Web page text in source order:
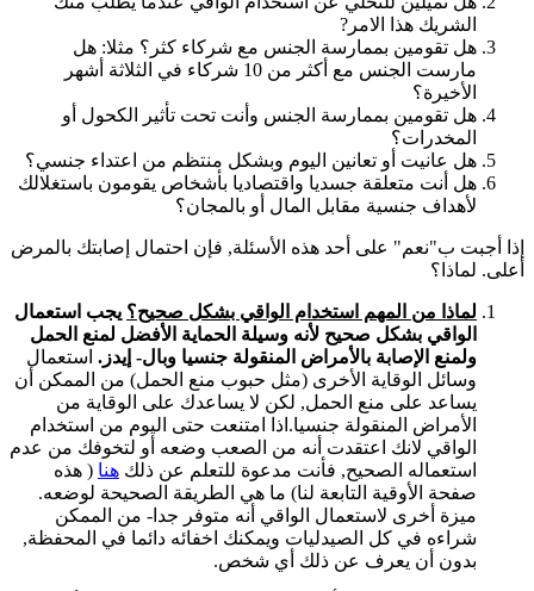
الشريك هذا الامر?
هل تقومين بممارسة الجنس مع شركاء كثر؟ مثلا: هل
مارست الجنس مع أكثر من 10 شركاء في الثلاثة أشهر
الأخيرة؟
هل تقومين بممارسة الجنس وأنت تحت تأثير الكحول أو
المخدرات؟
هل عانيت أو تعانين اليوم وبشكل منتظم من اعتداء جنسي؟
هل أنت متعلقة جسديا واقتصاديا بأشخاص يقومون باستغلالك
لأهداف جنسية مقابل المال أو بالمجان؟
إذا أجبت ب"نعم" على أحد هذه الأسئلة, فإن احتمال إصابتك بالمرض
أعلى. لماذا؟
لماذا من المهم استخدام الواقي بشكل صحيح؟ يجب استعمال
الواقي بشكل صحيح لأنه وسيلة الحماية الأفضل لمنع الحمل
ولمنع الإصابة بالأمراض المنقولة جنسيا وبال- إيدز. استعمال
وسائل الوقاية الأخرى (مثل حبوب منع الحمل) من الممكن أن
يساعد على منع الحمل, لكن لا يساعدك على الوقاية من
الأمراض المنقولة جنسيا.اذا امتنعت حتى اليوم من استخدام
الواقي لانك اعتقدت أنه من الصعب وضعه أو لتخوفك من عدم
استعماله الصحيح, فأنت مدعوة للتعلم عن ذلك هنا ( هذه
صفحة الأوقية التابعة لنا) ما هي الطريقة الصحيحة لوضعه.
ميزة أخرى لاستعمال الواقي أنه متوفر جدا- من الممكن
شراءه في كل الصيدليات ويمكنك اخفائه دائما في المحفظة,
بدون أن يعرف عن ذلك أي شخص.